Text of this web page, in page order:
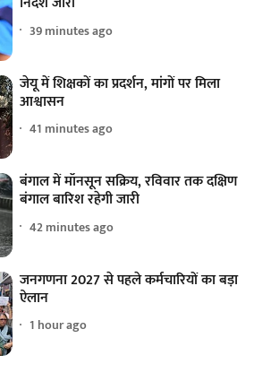
39 minutes ago
जेयू में शिक्षकों का प्रदर्शन, मांगों पर मिला
आश्वासन
41 minutes ago
बंगाल में मॉनसून सक्रिय, रविवार तक दक्षिण
बंगाल बारिश रहेगी जारी
42 minutes ago
जनगणना 2027 से पहले कर्मचारियों का बड़ा
ऐलान
1 hour ago